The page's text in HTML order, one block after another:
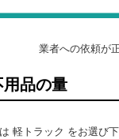
業者への依頼が
用品の量
軽トラック をお選び下